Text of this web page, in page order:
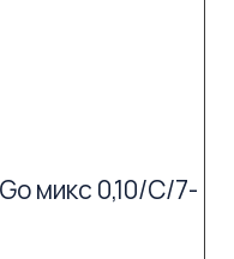
микс 0,10/C/7-